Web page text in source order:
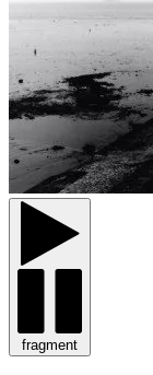
fragment